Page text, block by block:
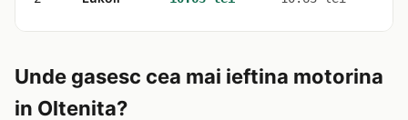
Unde gasesc cea mai ieftina motorina
in Oltenita?